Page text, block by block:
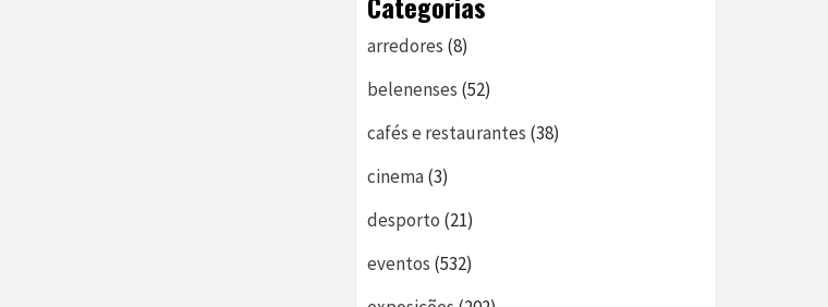
arredores (8)
belenenses (52)
cafés e restaurantes (38)
cinema(3)
desporto (21)
eventos (532)